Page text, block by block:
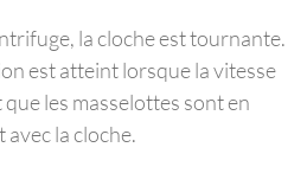
la cloche est tournante.
est atteint lorsque la vitesse
les masselottes sont en
la cloche.